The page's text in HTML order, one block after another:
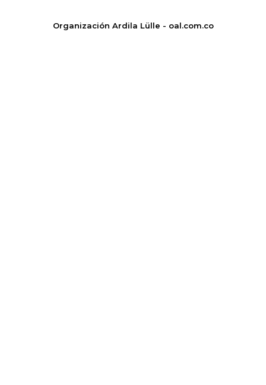
Organización Ardila Lülle - oal.com.co